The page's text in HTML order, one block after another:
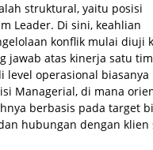
struktural, yaitu posisi
Leader. Di sini, keahlian
konflik mulai diuji
jawab atas kinerja satu
level operasional biasanya
Managerial, di mana
berbasis pada target
hubungan dengan klien